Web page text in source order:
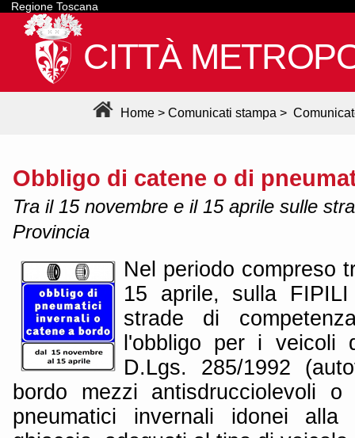
Regione Toscana
CITTÀ
Home > Comunicati stampa >
Obbligo di catene o di
Tra il 15 novembre e il 15 aprile sulle
Provincia
Nel periodo compreso
15 aprile, sulla
strade di
l'obbligo per i veicoli
D.Lgs. 285/1992
bordo mezzi antisdrucciolevoli
pneumatici invernali idonei